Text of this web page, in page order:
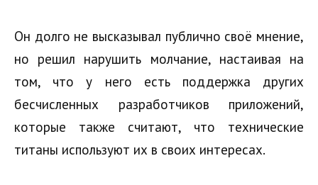
Он долго не высказывал публично своё мнение,
но решил нарушить молчание, настаивая на
том, что у него есть поддержка других
бесчисленных разработчиков приложений,
которые также считают, что технические
титаны используют их в своих интересах.